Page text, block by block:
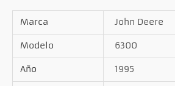
Marca John Deere
Modelo 6300
Año 1995